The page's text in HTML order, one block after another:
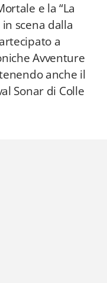
e la “La
scena dalla
a
Avventure
anche il
Sonar di Colle